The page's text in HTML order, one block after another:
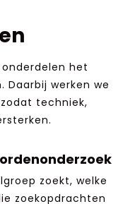
het
werken we
techniek,
zoekt, welke
zoekopdrachten